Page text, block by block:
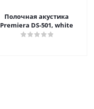
Полочная акустика
Premiera DS-501, white